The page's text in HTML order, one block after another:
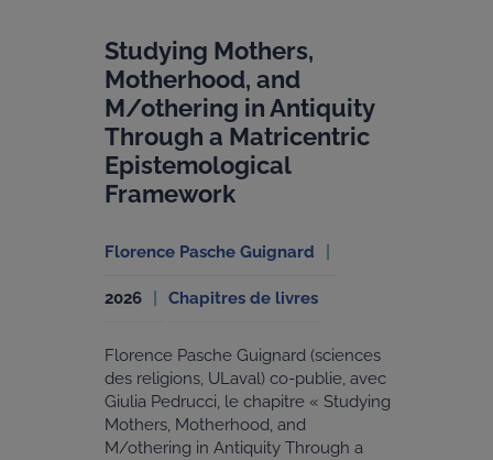
Studying Mothers,
Motherhood, and
M/othering in Antiquity
Through a Matricentric
Epistemological
Framework
Florence Pasche Guignard
2026 Chapitres de livres
Florence Pasche Guignard (sciences
des religions, ULaval) co-publie, avec
Giulia Pedrucci, le chapitre « Studying
Mothers, Motherhood, and
M/othering in Antiquity Through a